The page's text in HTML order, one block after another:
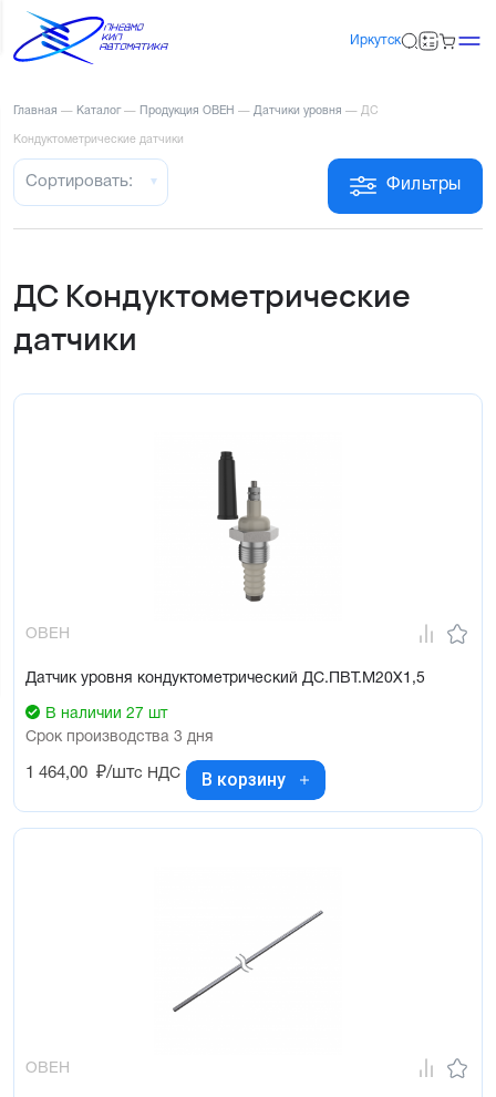
Иркутск
Главная — Каталог — Продукция ОВЕН — Датчики уровня — ДС
Кондуктометрические датчики
Фильтры
Сортировать:
ДС Кондуктометрические
датчики
ОВЕН
Датчик уровня кондуктометрический ДС.ПВТ.М20Х1,5
В наличии 27 шт
Срок производства 3 дня
1 464,00 ₽/штс НДС В корзину
ОВЕН